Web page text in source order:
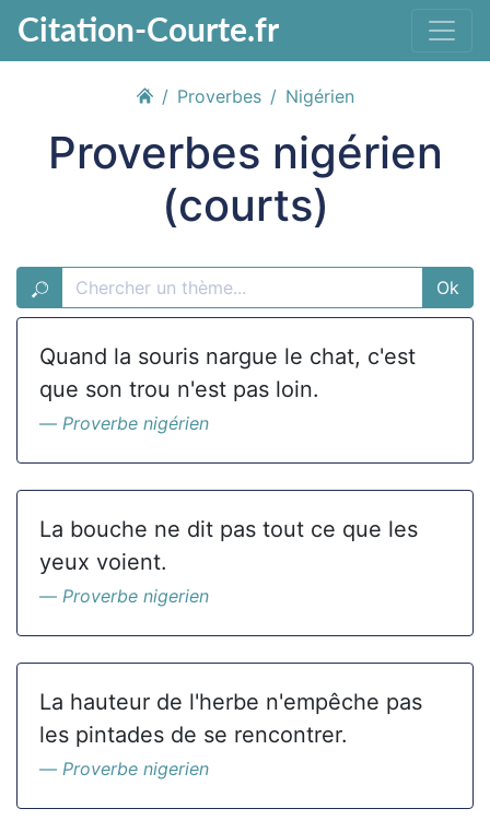
Citation-Courte.fr
Proverbes Nigérien
Proverbes nigérien
(courts)
Ok
Quand la souris nargue le chat, c'est
que son trou n'est pas loin.
Proverbe nigérien
La bouche ne dit pas tout ce que les
yeux voient.
Proverbe nigerien
La hauteur de l'herbe n'empêche pas
les pintades de se rencontrer.
Proverbe nigerien